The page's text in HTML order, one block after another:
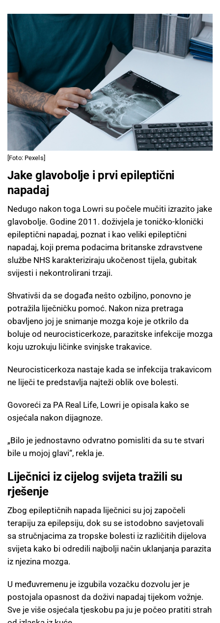
[Foto: Pexels]
Jake glavobolje i prvi epileptični
napadaj
Nedugo nakon toga Lowri su počele mučiti izrazito jake
glavobolje. Godine 2011. doživjela je toničko-klonički
epileptični napadaj, poznat i kao veliki epileptični
napadaj, koji prema podacima britanske zdravstvene
službe NHS karakteriziraju ukočenost tijela, gubitak
svijesti i nekontrolirani trzaji.
Shvativši da se događa nešto ozbiljno, ponovno je
potražila liječničku pomoć. Nakon niza pretraga
obavljeno joj je snimanje mozga koje je otkrilo da
boluje od neurocisticerkoze, parazitske infekcije mozga
koju uzrokuju ličinke svinjske trakavice.
Neurocisticerkoza nastaje kada se infekcija trakavicom
ne liječi te predstavlja najteži oblik ove bolesti.
Govoreći za PA Real Life, Lowri je opisala kako se
osjećala nakon dijagnoze.
„Bilo je jednostavno odvratno pomisliti da su te stvari
bile u mojoj glavi“, rekla je.
Liječnici iz cijelog svijeta tražili su
rješenje
Zbog epileptičnih napada liječnici su joj započeli
terapiju za epilepsiju, dok su se istodobno savjetovali
sa stručnjacima za tropske bolesti iz različitih dijelova
svijeta kako bi odredili najbolji način uklanjanja parazita
iz njezina mozga.
U međuvremenu je izgubila vozačku dozvolu jer je
postojala opasnost da doživi napadaj tijekom vožnje.
Sve je više osjećala tjeskobu pa ju je počeo pratiti strah